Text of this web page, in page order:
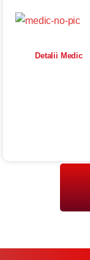
Detalii Medic